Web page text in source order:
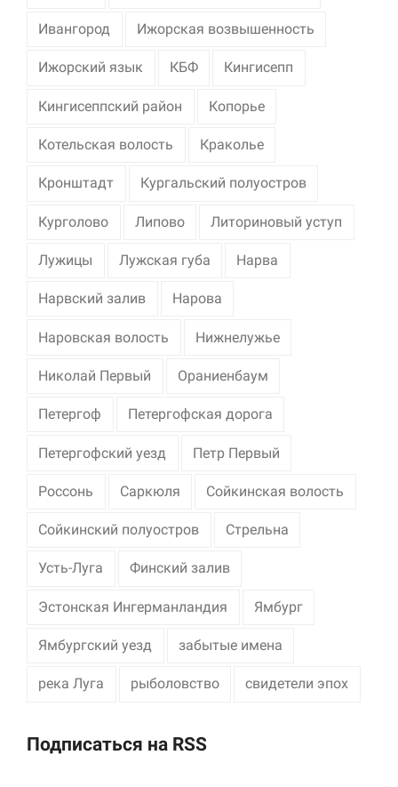
Ивангород Ижорская возвышенность
Ижорский язык КБФ Кингисепп
Кингисеппский район Копорье
Котельская волость Краколье
Кронштадт Кургальский полуостров
Курголово Липово Литориновый уступ
Лужицы Лужская губа Нарва
Нарвский залив Нарова
Наровская волость Нижнелужье
Николай Первый Ораниенбаум
Петергоф Петергофская дорога
Петергофский уезд Петр Первый
Россонь Саркюля Сойкинская волость
Сойкинский полуостров Стрельна
Усть-Луга Финский залив
Эстонская Ингерманландия Ямбург
Ямбургский уезд забытые имена
река Луга рыболовство свидетели эпох
Подписаться на RSS